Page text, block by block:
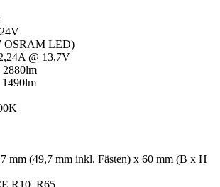
OSRAM LED)
@ 13,7V
2880lm
1490lm
mm (49,7 mm inkl. Fästen) x 60 mm (B x H
R10, R65